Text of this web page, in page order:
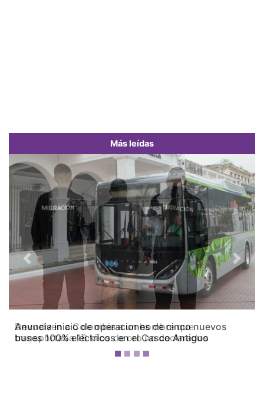
Más leídas
Devuelven a Colombia a un hombre que
transportaba 16 kilos de oro no declarados
Previous Next